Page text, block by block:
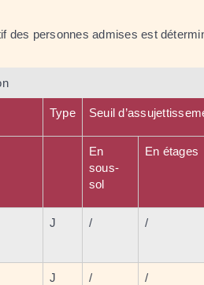
des personnes admises est
Type Seuil
En
sous-
sol
En étages
J / /
J / /